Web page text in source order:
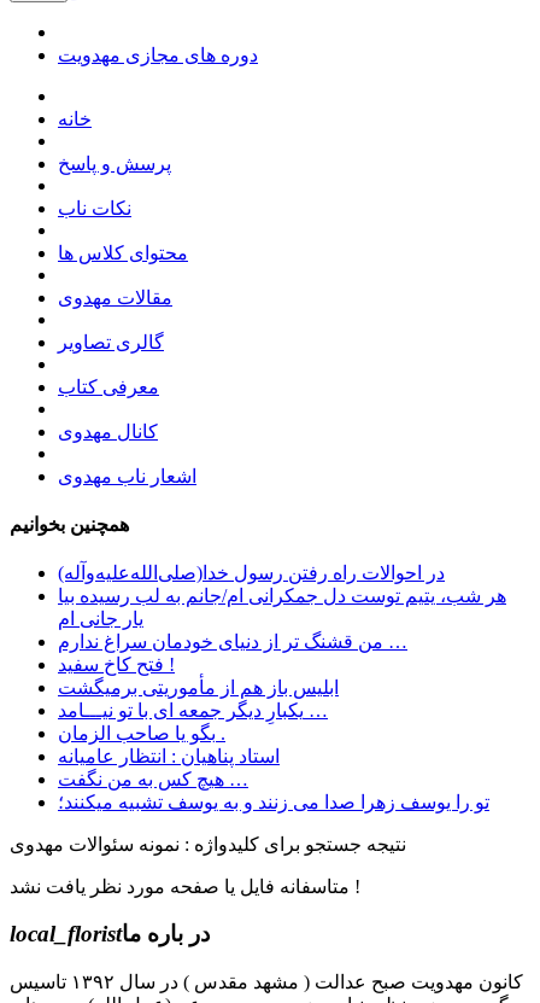
دوره های مجازی مهدویت
خانه
پرسش و پاسخ
نکات ناب
محتوای کلاس ها
مقالات مهدوی
گالری تصاویر
معرفی کتاب
کانال مهدوی
اشعار ناب مهدوی
همچنین بخوانیم
در احوالات راه رفتن رسول خدا(صلی‌الله‌علیه‌وآله)
هر شب، یتیم توست دل جمکرانی ام/جانم به لب رسیده بیا
یار جانی ام
ﻣﻦ ﻗﺸﻨﮓ ﺗﺮ ﺍﺯ ﺩﻧﯿﺎﯼ ﺧﻮﺩﻣﺎﻥ ﺳﺮﺍﻍ ﻧﺪﺍﺭﻡ …
فتح کاخ سفید !
ابليس باز هم از مأموريتی برمیگشت
یکبارِ دیگر جمعه ای با تو نیـــامد …
بگو یا صاحب الزمان .
استاد پناهیان : انتظار عامیانه
هیچ کس به من نگفت …
تو را یوسف زهرا صدا می زنند و به یوسف تشبیه میکنند؛
نتیجه جستجو برای کلیدواژه : نمونه سئوالات مهدوی
متاسفانه فایل یا صفحه مورد نظر یافت نشد !
local_floristدر باره ما
کانون مهدویت صبح عدالت ( مشهد مقدس ) در سال ۱۳۹۲ تاسیس